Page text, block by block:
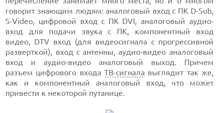
говорит знающим людям: аналоговый вход с ПК D-Sub,
S-Video, цифровой вход с ПК DVI, аналоговый аудио-
вход для подачи звука с ПК, компонентный вход
видео, DTV вход (для видеосигнала с прогрессивной
разверткой), вход с антенны, аудио-видео аналоговый
вход и аудио-видео аналоговый выход. Причем
разъем цифрового входа ТВ-сигнала выглядит так же,
как и компонентный аналоговый вход, что может
привести к некоторой путанице.